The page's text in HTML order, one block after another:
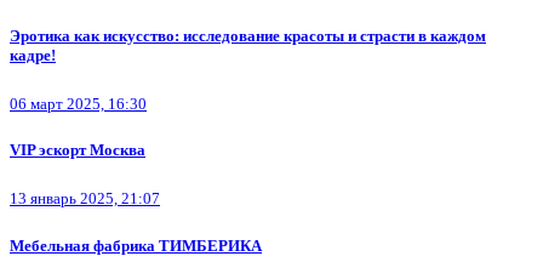
Эротика как искусство: исследование красоты и страсти в каждом
кадре!
06 март 2025, 16:30
VIP эскорт Москва
13 январь 2025, 21:07
Мебельная фабрика ТИМБЕРИКА